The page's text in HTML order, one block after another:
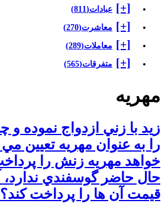
[+] عبادات(811)
[+] معاشرت(270)
[+] معاملات(289)
[+] متفرقات(565)
مهریه
زيد با زني ازدواج نموده
را به عنوان مهريه تعيين
خواهد مهريه زنش را
حال حاضر گوسفندي ندارد،
قيمت آن ها را پرداخت كند؟